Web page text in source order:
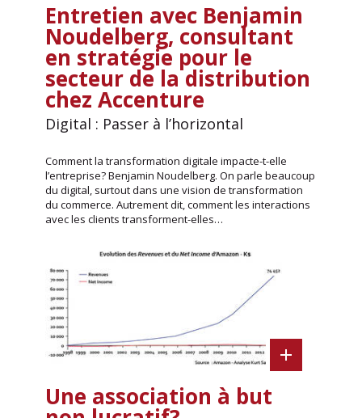
Entretien avec Benjamin
Noudelberg, consultant
en stratégie pour le
secteur de la distribution
chez Accenture
Digital : Passer à l’horizontal
Comment la transformation digitale impacte-t-elle
l’entreprise? Benjamin Noudelberg. On parle beaucoup
du digital, surtout dans une vision de transformation
du commerce. Autrement dit, comment les interactions
avec les clients transforment-elles…
Une association à but